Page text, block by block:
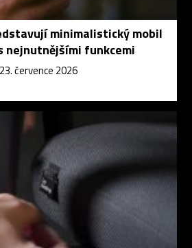
minimalistický mobil
nejnutnějšími funkcemi
23. července 2026